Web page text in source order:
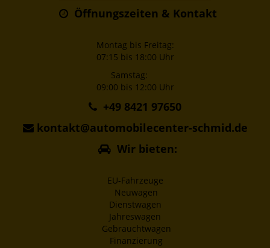
Öffnungszeiten & Kontakt
Montag bis Freitag:
07:15 bis 18:00 Uhr
Samstag:
09:00 bis 12:00 Uhr
+49 8421 97650
kontakt@automobilecenter-schmid.de
Wir bieten:
EU-Fahrzeuge
Neuwagen
Dienstwagen
Jahreswagen
Gebrauchtwagen
Finanzierung